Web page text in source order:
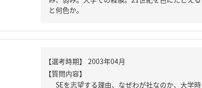
と何色か。
【質問内容】
SEを志望する理由、なぜわが社なのか、大学時